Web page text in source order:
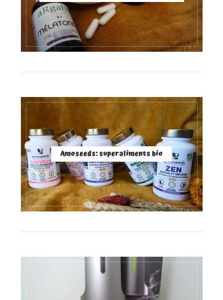
Amoseeds: superaliments bio